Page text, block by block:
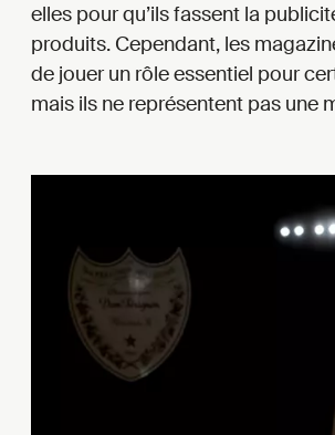
elles pour qu’ils fassent la
produits. Cependant, les
de jouer un rôle essentiel pour
mais ils ne représentent pas une